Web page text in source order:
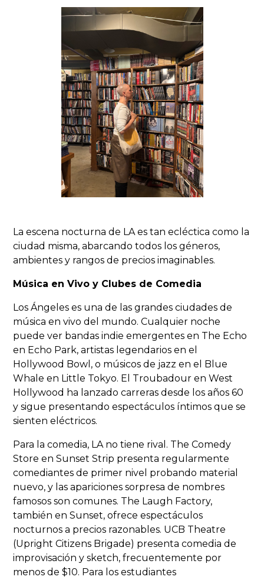
La escena nocturna de LA es tan ecléctica como la
ciudad misma, abarcando todos los géneros,
ambientes y rangos de precios imaginables.
Música en Vivo y Clubes de Comedia
Los Ángeles es una de las grandes ciudades de
música en vivo del mundo. Cualquier noche
puede ver bandas indie emergentes en The Echo
en Echo Park, artistas legendarios en el
Hollywood Bowl, o músicos de jazz en el Blue
Whale en Little Tokyo. El Troubadour en West
Hollywood ha lanzado carreras desde los años 60
y sigue presentando espectáculos íntimos que se
sienten eléctricos.
Para la comedia, LA no tiene rival. The Comedy
Store en Sunset Strip presenta regularmente
comediantes de primer nivel probando material
nuevo, y las apariciones sorpresa de nombres
famosos son comunes. The Laugh Factory,
también en Sunset, ofrece espectáculos
nocturnos a precios razonables. UCB Theatre
(Upright Citizens Brigade) presenta comedia de
improvisación y sketch, frecuentemente por
menos de $10. Para los estudiantes